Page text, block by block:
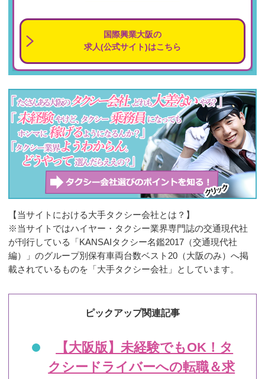
国際興業大阪の
求人(公式サイト)はこちら
【当サイトにおける大手タクシー会社とは？】
※当サイトではハイヤー・タクシー業界専門誌の交通現代社
が刊行している「KANSAIタクシー名鑑2017（交通現代社
編）」のグループ別保有車両台数ベスト20（大阪のみ）へ掲
載されているものを「大手タクシー会社」としています。
ピックアップ関連記事
【大阪版】未経験でもOK！タ
クシードライバーへの転職＆求